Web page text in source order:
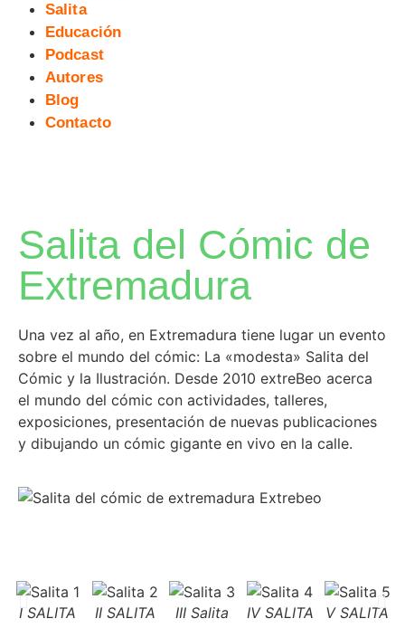
Salita
Educación
Podcast
Autores
Blog
Contacto
Salita del Cómic de
Extremadura
Una vez al año, en Extremadura tiene lugar un evento
sobre el mundo del cómic: La «modesta» Salita del
Cómic y la Ilustración. Desde 2010 extreBeo acerca
el mundo del cómic con actividades, talleres,
exposiciones, presentación de nuevas publicaciones
y dibujando un cómic gigante en vivo en la calle.
I SALITA II SALITA III Salita IV SALITA V SALITA